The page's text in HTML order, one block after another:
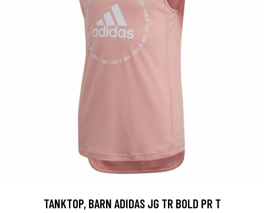
TANKTOP, BARN ADIDAS JG TR BOLD PR T